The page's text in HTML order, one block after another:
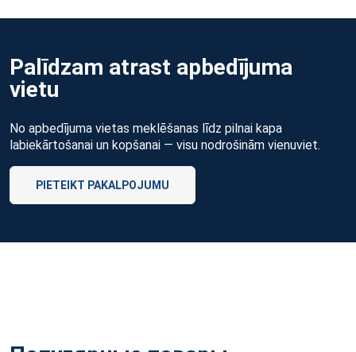
Palīdzam atrast apbedījuma
vietu
No apbedījuma vietas meklēšanas līdz pilnai kapa
labiekārtošanai un kopšanai — visu nodrošinām vienuviet.
PIETEIKT PAKALPOJUMU